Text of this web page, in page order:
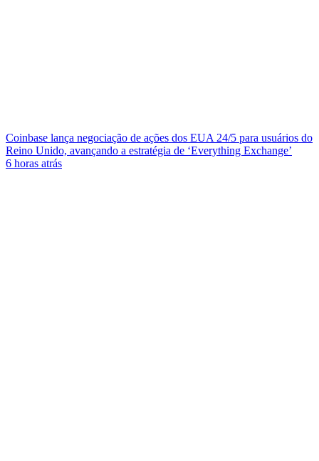
Coinbase lança negociação de ações dos EUA 24/5 para usuários do
Reino Unido, avançando a estratégia de ‘Everything Exchange’
6 horas atrás